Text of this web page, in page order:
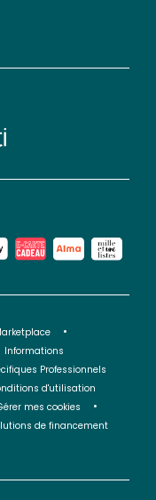
Informations
Professionnels
d'utilisation
mes cookies
de financement